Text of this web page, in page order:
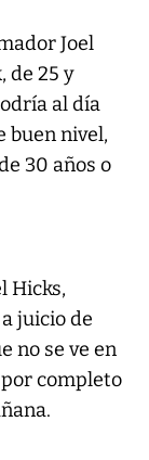
Joel
de 25 y
al día
buen nivel,
30 años o
Hicks,
juicio de
no se ve en
completo